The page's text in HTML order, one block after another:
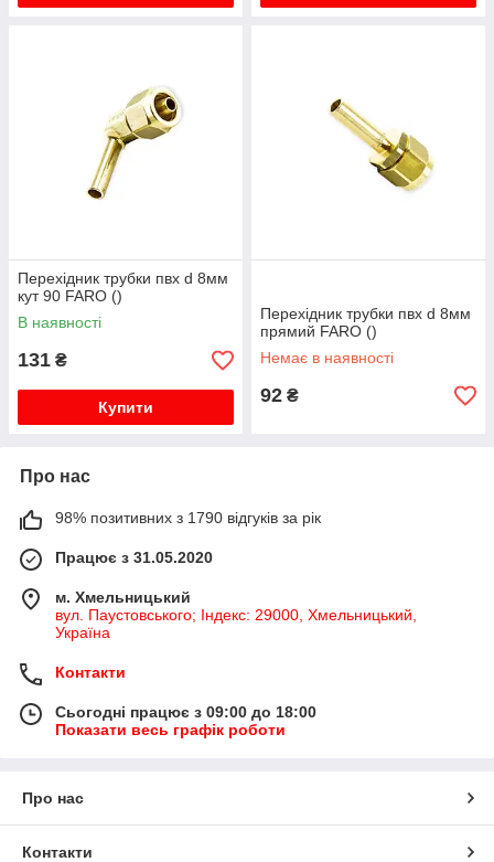
Перехідник трубки пвх d 8мм
кут 90 FARO ()
В наявності
131 ₴
Купити
Перехідник трубки пвх d 8мм
прямий FARO ()
Немає в наявності
92 ₴
Про нас
98% позитивних з 1790 відгуків за рік
Працює з 31.05.2020
м. Хмельницький
вул. Паустовського; Індекс: 29000, Хмельницький,
Україна
Контакти
Сьогодні працює з 09:00 до 18:00
Показати весь графік роботи
Про нас
Контакти